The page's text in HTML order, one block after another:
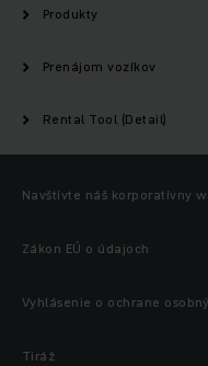
Produkty
Prenájom vozíkov
Rental Tool (Detail)
Navštívte náš korporatívny
Zákon EÚ o údajoch
Vyhlásenie o ochrane
Tiráž